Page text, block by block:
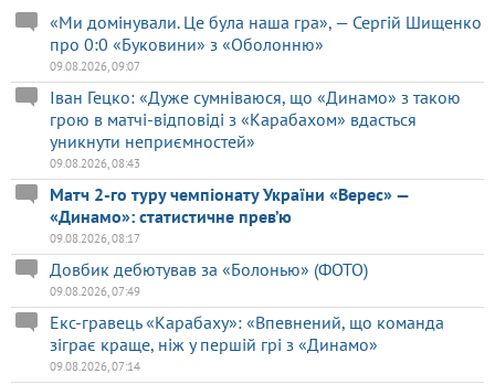
«Ми домінували. Це була наша гра», — Сергій Шищенко
про 0:0 «Буковини» з «Оболонню»
09.08.2026, 09:07
Іван Гецко: «Дуже сумніваюся, що «Динамо» з такою
грою в матчі-відповіді з «Карабахом» вдасться
уникнути неприємностей»
09.08.2026, 08:43
Матч 2-го туру чемпіонату України «Верес» —
«Динамо»: статистичне прев’ю
09.08.2026, 08:17
Довбик дебютував за «Болонью» (ФОТО)
09.08.2026, 07:49
Екс-гравець «Карабаху»: «Впевнений, що команда
зіграє краще, ніж у першій грі з «Динамо»
09.08.2026, 07:14